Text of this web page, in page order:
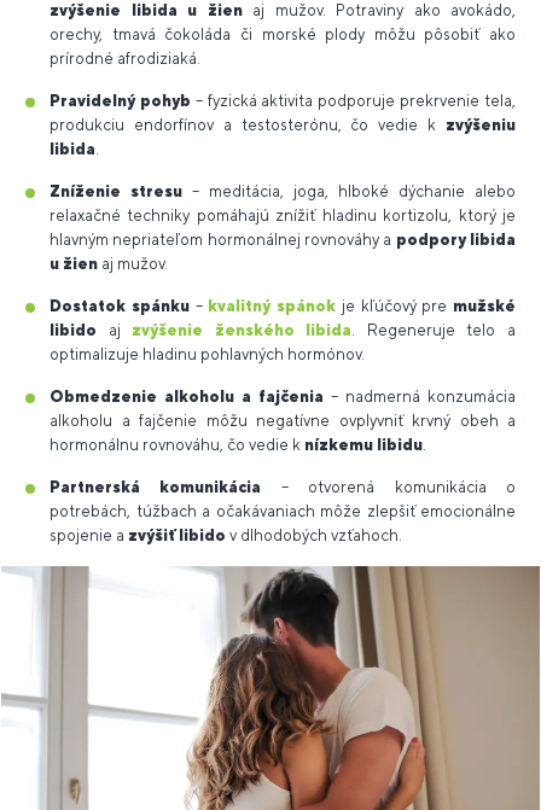
zvýšenie libida u žienaj mužov. Potraviny ako avokádo,
orechy, tmavá čokoláda či morské plody môžu pôsobiť ako
prírodné afrodiziaká.
Pravidelný pohyb – fyzická aktivita podporuje prekrvenie tela,
produkciu endorfínov a testosterónu, čo vedie k zvýšeniu
libida.
Zníženie stresu – meditácia, joga, hlboké dýchanie alebo
relaxačné techniky pomáhajú znížiť hladinu kortizolu, ktorý je
hlavným nepriateľom hormonálnej rovnováhy a podpory libida
u žien aj mužov.
Dostatok spánku– kvalitný spánok je kľúčový pre mužské
libido aj zvýšenie ženského libida. Regeneruje telo a
optimalizuje hladinu pohlavných hormónov.
Obmedzenie alkoholu a fajčenia – nadmerná konzumácia
alkoholu a fajčenie môžu negatívne ovplyvniť krvný obeh a
hormonálnu rovnováhu, čo vedie k nízkemu libidu.
Partnerská komunikácia – otvorená komunikácia o
potrebách, túžbach a očakávaniach môže zlepšiť emocionálne
spojenie a zvýšiť libido v dlhodobých vzťahoch.